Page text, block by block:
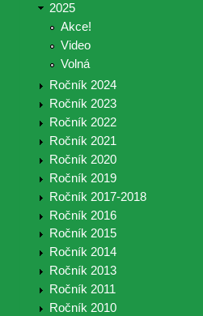
2025
Akce!
Video
Volná
Ročník 2024
Ročník 2023
Ročník 2022
Ročník 2021
Ročník 2020
Ročník 2019
Ročník 2017-2018
Ročník 2016
Ročník 2015
Ročník 2014
Ročník 2013
Ročník 2011
Ročník 2010